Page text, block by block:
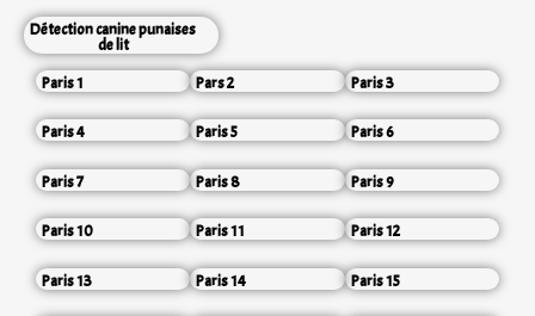
Détection canine punaises
de lit
Paris 1
Pars 2 Paris 3
Paris 4 Paris 5 Paris 6
Paris 7 Paris 8 Paris 9
Paris 10 Paris 11 Paris 12
Paris 13 Paris 14 Paris 15